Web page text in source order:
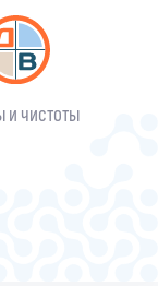
и чистоты